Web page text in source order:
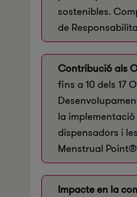
sostenibles.
de
Contribució als
fins a 10 dels 17
la implementació
dispensadors i
Menstrual
Impacte en la